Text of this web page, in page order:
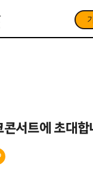
서트에 초대합